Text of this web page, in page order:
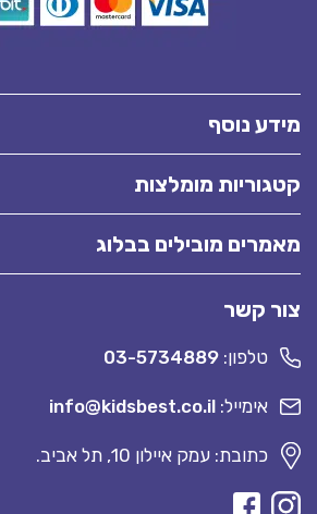
מידע נוסף
קטגוריות מומלצות
מאמרים מובילים בבלוג
צור קשר
טלפון: 03-5734889
אימייל: info@kidsbest.co.il
כתובת: עמק איילון 10, תל אביב.